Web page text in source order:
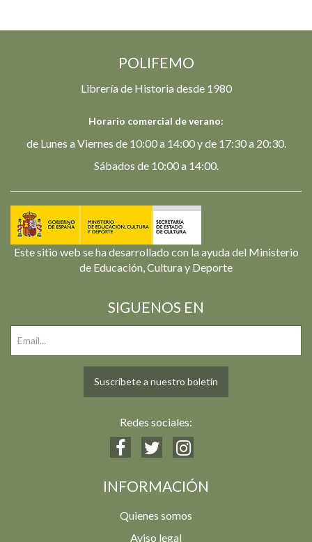
POLIFEMO
Librería de Historia desde 1980
Horario comercial de verano:
de Lunes a Viernes de 10:00 a 14:00 y de 17:30 a 20:30.
Sábados de 10:00 a 14:00.
Este sitio web se ha desarrollado con la ayuda del Ministerio
de Educación, Cultura y Deporte
SIGUENOS EN
Suscríbete a nuestro boletín
Redes sociales:
INFORMACIÓN
Quienes somos
Aviso legal